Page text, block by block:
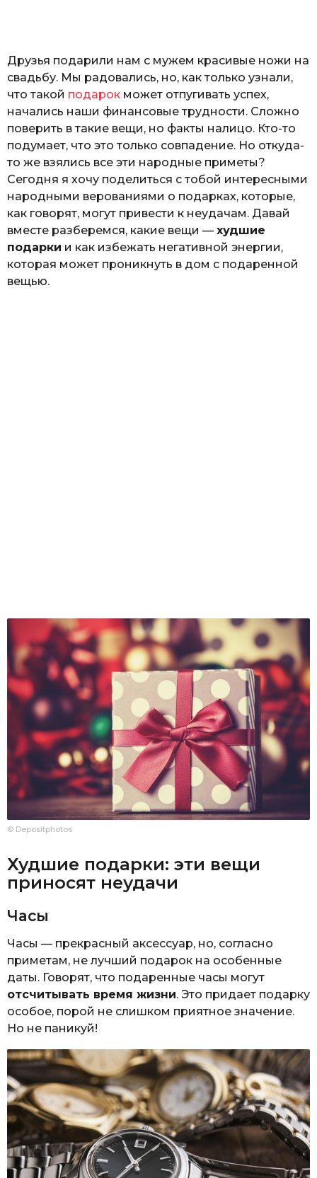
Друзья подарили нам с мужем красивые ножи на
свадьбу. Мы радовались, но, как только узнали,
что такой подарок может отпугивать успех,
начались наши финансовые трудности. Сложно
поверить в такие вещи, но факты налицо. Кто-то
подумает, что это только совпадение. Но откуда-
то же взялись все эти народные приметы?
Сегодня я хочу поделиться с тобой интересными
народными верованиями о подарках, которые,
как говорят, могут привести к неудачам. Давай
вместе разберемся, какие вещи — худшие
подарки и как избежать негативной энергии,
которая может проникнуть в дом с подаренной
вещью.
© Depositphotos
Худшие подарки: эти вещи
приносят неудачи
Часы
Часы — прекрасный аксессуар, но, согласно
приметам, не лучший подарок на особенные
даты. Говорят, что подаренные часы могут
отсчитывать время жизни. Это придает подарку
особое, порой не слишком приятное значение.
Но не паникуй!